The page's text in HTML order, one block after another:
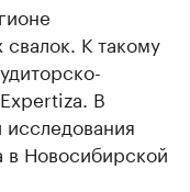
К такому
В
исследования
в Новосибирской